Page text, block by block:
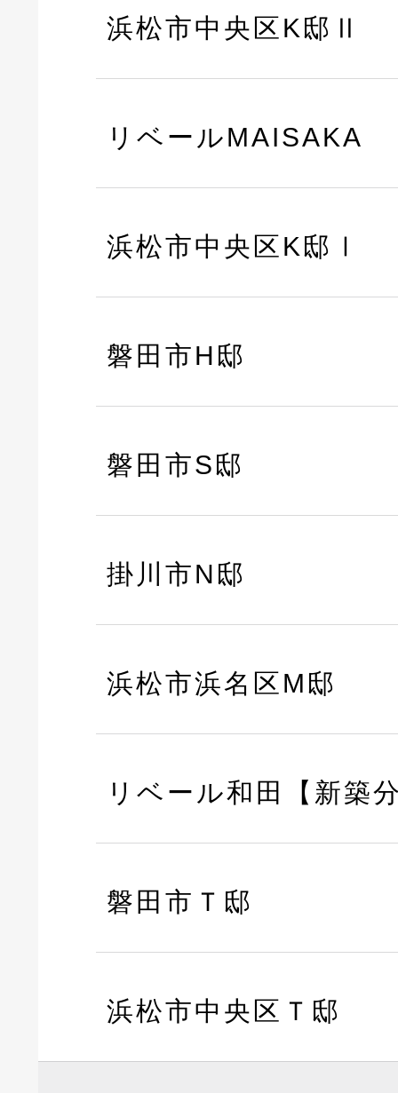
浜松市中央区K邸Ⅱ
リベールMAISAKA
浜松市中央区K邸Ⅰ
磐田市H邸
磐田市S邸
掛川市N邸
浜松市浜名区M邸
リベール和田【新築
磐田市Ｔ邸
浜松市中央区Ｔ邸